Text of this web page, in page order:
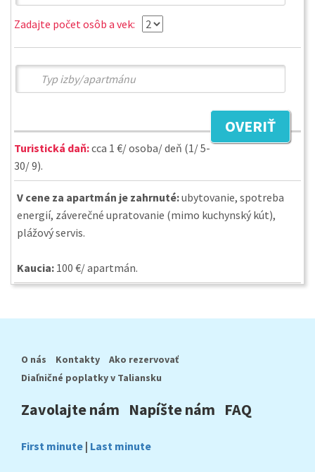
Zadajte počet osôb a vek:
OVERIŤ
Turistická daň:cca 1 €/ osoba/ deň (1/ 5-
30/ 9).
V cene za apartmán je zahrnuté:ubytovanie, spotreba
energií, záverečné upratovanie (mimo kuchynský kút),
plážový servis.
Kaucia: 100 €/ apartmán.
O nás Kontakty
Ako rezervovať
Diaľničné poplatky v Taliansku
Zavolajte nám Napíšte nám FAQ
First minute | Last minute